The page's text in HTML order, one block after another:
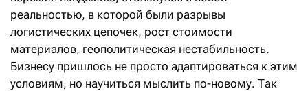
реальностью, в которой были разрывы
логистических цепочек, рост стоимости
материалов, геополитическая нестабильность.
Бизнесу пришлось не просто адаптироваться к этим
условиям, но научиться мыслить по-новому. Так